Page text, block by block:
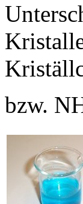
bzw.